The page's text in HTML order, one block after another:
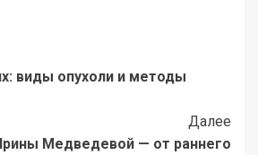
виды опухоли и методы
Далее
Медведевой — от раннего